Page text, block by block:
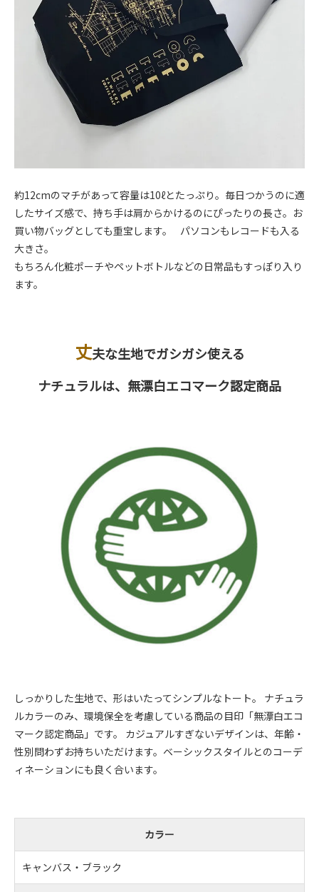
約12cmのマチがあって容量は10ℓとたっぷり。毎日つかうのに適
したサイズ感で、持ち手は肩からかけるのにぴったりの長さ。お
買い物バッグとしても重宝します。 パソコンもレコードも入る
大きさ。
もちろん化粧ポーチやペットボトルなどの日常品もすっぽり入り
ます。
丈夫な生地でガシガシ使える
ナチュラルは、無漂白エコマーク認定商品
しっかりした生地で、形はいたってシンプルなトート。 ナチュラ
ルカラーのみ、環境保全を考慮している商品の目印「無漂白エコ
マーク認定商品」です。 カジュアルすぎないデザインは、年齢・
性別問わずお持ちいただけます。ベーシックスタイルとのコーデ
ィネーションにも良く合います。
カラー
キャンバス・ブラック